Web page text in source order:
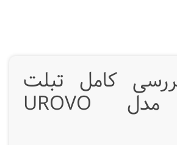
کامل تبلت
صنعتی مدل UROVO